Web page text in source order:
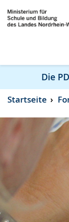
Abspielen
Pausieren
Die
Startseite